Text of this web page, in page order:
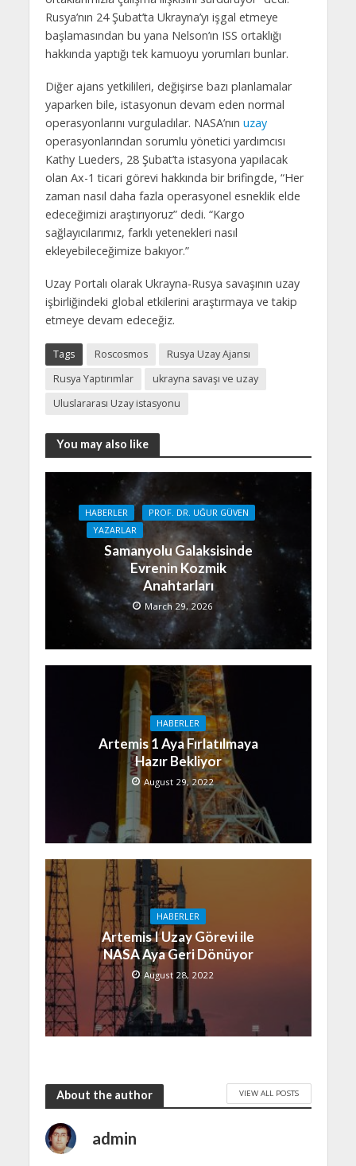
Rusya’nın 24 Şubat’ta Ukrayna’yı işgal etmeye
başlamasından bu yana Nelson’ın ISS ortaklığı
hakkında yaptığı tek kamuoyu yorumları bunlar.
Diğer ajans yetkilileri, değişirse bazı planlamalar
yaparken bile, istasyonun devam eden normal
operasyonlarını vurguladılar. NASA’nın uzay
operasyonlarından sorumlu yönetici yardımcısı
Kathy Lueders, 28 Şubat’ta istasyona yapılacak
olan Ax-1 ticari görevi hakkında bir brifingde, “Her
zaman nasıl daha fazla operasyonel esneklik elde
edeceğimizi araştırıyoruz” dedi. “Kargo
sağlayıcılarımız, farklı yetenekleri nasıl
ekleyebileceğimize bakıyor.”
Uzay Portalı olarak Ukrayna-Rusya savaşının uzay
işbirliğindeki global etkilerini araştırmaya ve takip
etmeye devam edeceğiz.
Tags Roscosmos
Rusya Uzay Ajansı
Rusya Yaptırımlar
ukrayna savaşı ve uzay
Uluslararası Uzay istasyonu
You may also like
HABERLER
PROF. DR. UĞUR GÜVEN
YAZARLAR
Samanyolu Galaksisinde
Evrenin Kozmik
Anahtarları
March 29, 2026
HABERLER
Artemis 1 Aya Fırlatılmaya
Hazır Bekliyor
August 29, 2022
HABERLER
Artemis I Uzay Görevi ile
NASA Aya Geri Dönüyor
August 28, 2022
About the author VIEW ALL POSTS
admin